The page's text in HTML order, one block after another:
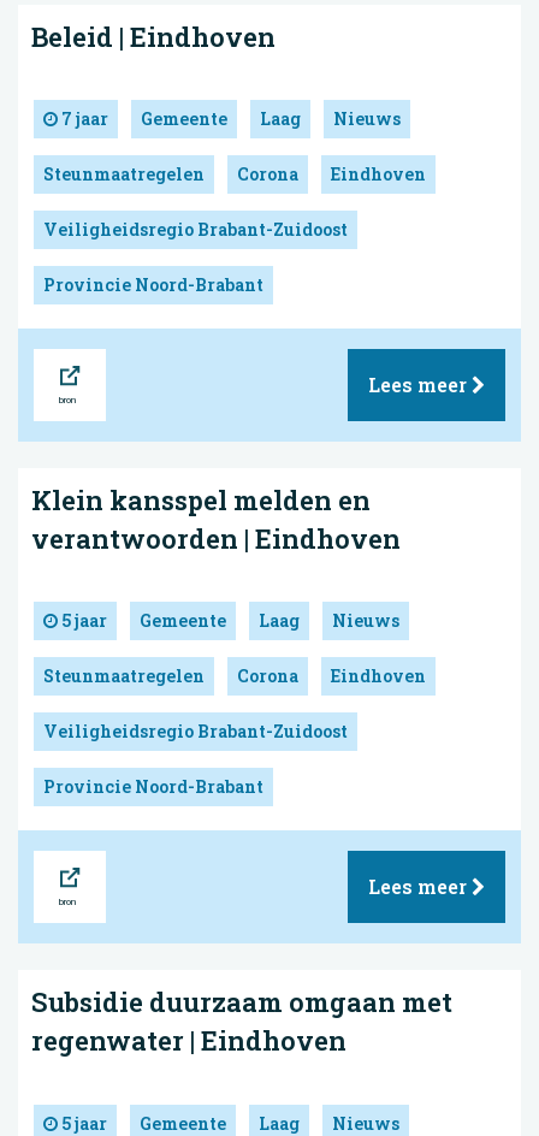
Beleid | Eindhoven
7 jaar Gemeente Laag Nieuws
Steunmaatregelen Corona Eindhoven
Veiligheidsregio Brabant-Zuidoost
Provincie Noord-Brabant
Lees meer
Klein kansspel melden en
verantwoorden | Eindhoven
5 jaar Gemeente Laag Nieuws
Steunmaatregelen Corona Eindhoven
Veiligheidsregio Brabant-Zuidoost
Provincie Noord-Brabant
Lees meer
Subsidie duurzaam omgaan met
regenwater | Eindhoven
5 jaar Gemeente Laag Nieuws